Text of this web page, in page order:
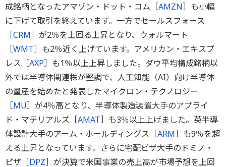
成銘柄となったアマゾン・ドット・コム［AMZN］も小幅
に下げて取引を終えています。一方でセールスフォース
［CRM］が2％を上回る上昇となり、ウォルマート
［WMT］も2％近く上げています。アメリカン・エキスプ
レス［AXP］も1％以上上昇しました。ダウ平均構成銘柄以
外では半導体関連株が堅調で、人工知能（AI）向け半導体
の量産を始めたと発表したマイクロン・テクノロジー
［MU］が4％高となり、半導体製造装置大手のアプライ
ド・マテリアルズ［AMAT］も3％以上上げました。英半導
体設計大手のアーム・ホールディングス［ARM］も9％を超
える上昇となっています。さらに宅配ピザ大手のドミノ・
ピザ［DPZ］が決算で米国事業の売上高が市場予想を上回